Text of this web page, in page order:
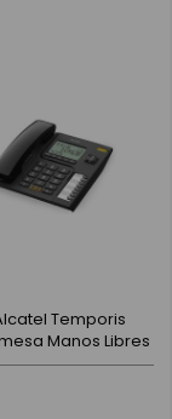
Temporis
Manos Libres